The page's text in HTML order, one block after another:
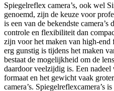
Spiegelreflex camera’s, ook wel
genoemd, zijn de keuze voor
is een van de bekendste
controle en flexibiliteit dan
zijn voor het maken van high-end
erg gunstig is tijdens het maken
bestaat de mogelijkheid om de
daardoor veelzijdig is. Een nadeel
formaat en het gewicht vaak
camera’s. Spiegelreflexcamera’s